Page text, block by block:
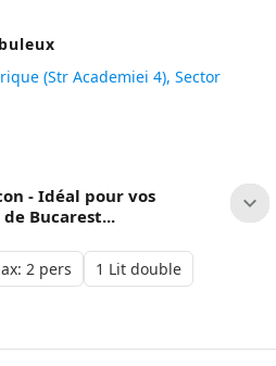
(Str Academiei 4), Sector
- Idéal pour vos
Bucarest...
2 pers 1 Lit double